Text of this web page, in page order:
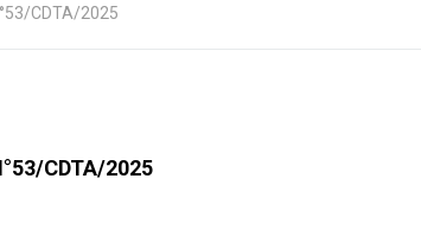
CDTA/2025
CDTA/2025